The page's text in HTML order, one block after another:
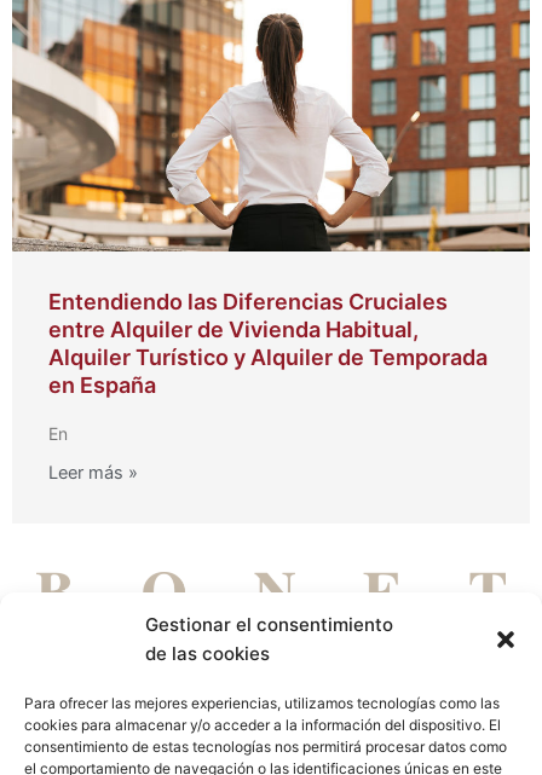
Gestionar el consentimiento
de las cookies
Para ofrecer las mejores experiencias, utilizamos tecnologías como las
cookies para almacenar y/o acceder a la información del dispositivo. El
consentimiento de estas tecnologías nos permitirá procesar datos como
el comportamiento de navegación o las identificaciones únicas en este
Entendiendo las Diferencias Cruciales
entre Alquiler de Vivienda Habitual,
Alquiler Turístico y Alquiler de Temporada
en España
En
Leer más »
DE PERSONAS PARA PERSONAS